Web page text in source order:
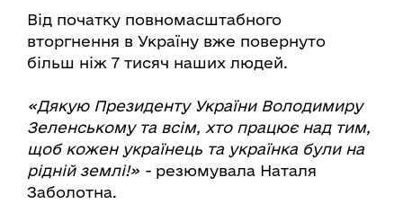
Від початку повномасштабного
вторгнення в Україну вже повернуто
більш ніж 7 тисяч наших людей.
«Дякую Президенту України Володимиру
Зеленському та всім, хто працює над тим,
щоб кожен українець та українка були на
рідній землі!» - резюмувала Наталя
Заболотна.